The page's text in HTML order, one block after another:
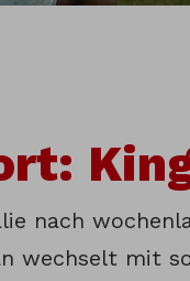
nach
wechselt mit